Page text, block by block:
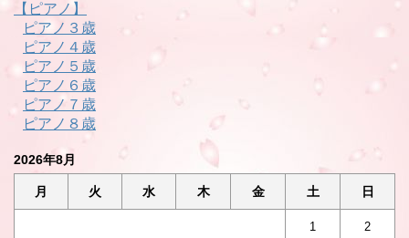
【ピアノ】
ピアノ３歳
ピアノ４歳
ピアノ５歳
ピアノ６歳
ピアノ７歳
ピアノ８歳
2026年8月
月 火 水 木 金 土 日
1 2